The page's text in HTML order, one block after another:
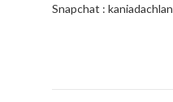
Snapchat : kaniadachlan